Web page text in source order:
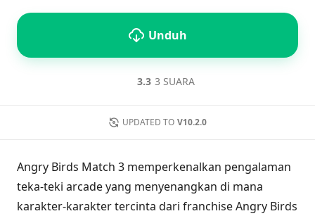
Unduh
3.3 3 SUARA
UPDATED TO V10.2.0
Angry Birds Match 3 memperkenalkan pengalaman
teka-teki arcade yang menyenangkan di mana
karakter-karakter tercinta dari franchise Angry Birds